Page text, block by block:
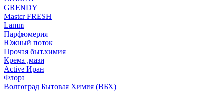
GRENDY
Master FRESH
Lamm
Парфюмерия
Южный поток
Прочая быт.химия
Крема ,мази
Аctive Иран
Флора
Волгоград Бытовая Химия (ВБХ)